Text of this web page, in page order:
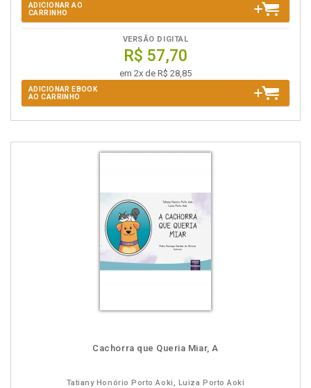
ADICIONAR AO
CARRINHO
VERSÃO DIGITAL
R$ 57,70
em 2x de R$ 28,85
ADICIONAR EBOOK
AO CARRINHO
Cachorra que Queria Miar, A
Tatiany Honório Porto Aoki, Luiza Porto Aoki